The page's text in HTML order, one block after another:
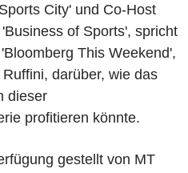
City' und Co-Host
of Sports', spricht
This Weekend',
darüber, wie das
dieser
profitieren könnte.
gestellt von MT